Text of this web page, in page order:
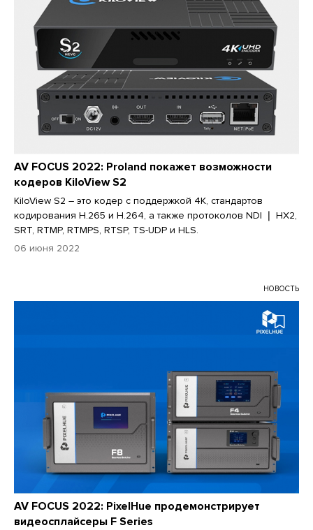
AV FOCUS 2022: Proland покажет возможности
кодеров KiloView S2
KiloView S2 – это кодер с поддержкой 4K, стандартов
кодирования H.265 и H.264, а также протоколов NDI ❘ HX2,
SRT, RTMP, RTMPS, RTSP, TS-UDP и HLS.
06 июня 2022
НОВОСТЬ
AV FOCUS 2022: PixelHue продемонстрирует
видеосплайсеры F Series